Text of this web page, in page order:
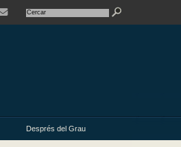
Després del Grau